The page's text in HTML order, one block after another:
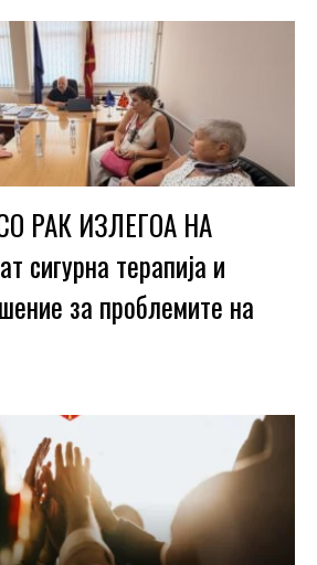
РАК ИЗЛЕГОА НА
сигурна терапија и
за проблемите на